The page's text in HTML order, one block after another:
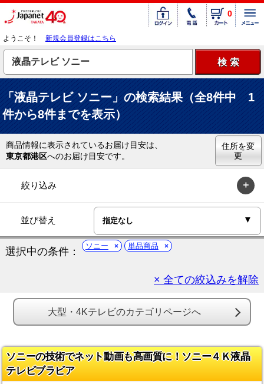
0
ようこそ！ 新規会員登録はこちら
「液晶テレビ ソニー」の検索結果（全8件中 1
件から8件までを表示）
商品情報に表示されているお届け目安は、
東京都港区へのお届け目安です。
住所を変
更
絞り込み
並び替え
選択中の条件： ソニー 単品商品
× 全ての絞込みを解除
大型・4Kテレビのカテゴリページへ
ソニーの技術でネット動画も高画質に！ソニー４Ｋ液晶
テレビブラビア